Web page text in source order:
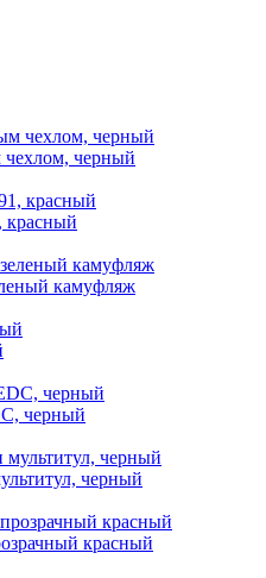
чехлом, черный
красный
камуфляж
черный
черный
красный